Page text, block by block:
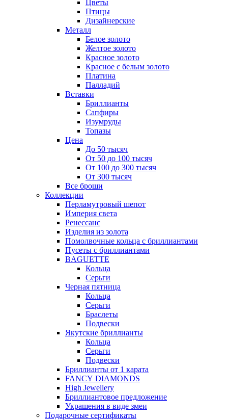
Цветы
Птицы
Дизайнерские
Металл
Белое золото
Желтое золото
Красное золото
Красное с белым золото
Платина
Палладий
Вставки
Бриллианты
Сапфиры
Изумруды
Топазы
Цена
До 50 тысяч
От 50 до 100 тысяч
От 100 до 300 тысяч
От 300 тысяч
Все броши
Коллекции
Перламутровый шепот
Империя света
Ренессанс
Изделия из золота
Помолвочные кольца с бриллиантами
Пусеты с бриллиантами
BAGUETTE
Кольца
Серьги
Черная пятница
Кольца
Серьги
Браслеты
Подвески
Якутские бриллианты
Кольца
Серьги
Подвески
Бриллианты от 1 карата
FANCY DIAMONDS
High Jewellery
Бриллиантовое предложение
Украшения в виде змеи
Подарочные сертификаты